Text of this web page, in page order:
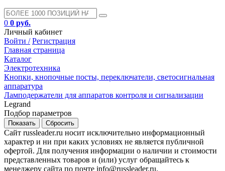
0 0 руб.
Личный кабинет
Войти / Регистрация
Главная страница
Каталог
Электротехника
Кнопки, кнопочные посты, переключатели, светосигнальная
аппаратура
Ламподержатели для аппаратов контроля и сигнализации
Legrand
Подбор параметров
Сайт russleader.ru носит исключительно информационный
характер и ни при каких условиях не является публичной
офертой. Для получения информации о наличии и стоимости
представленных товаров и (или) услуг обращайтесь к
менеджеру сайта по почте info@russleader.ru.